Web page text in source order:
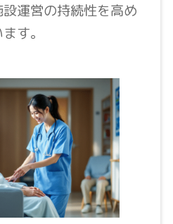
運営の持続性を高め
す。